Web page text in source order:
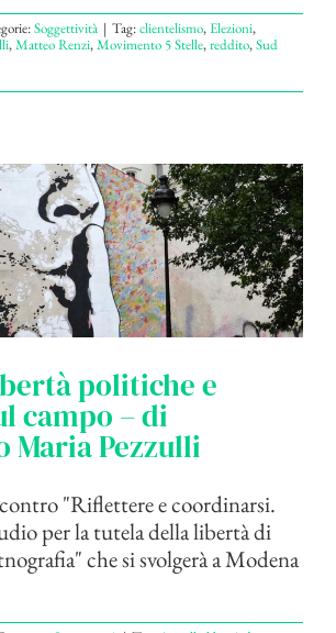
Soggettività | Tag:clientelismo,Elezioni,
,Matteo Renzi,Movimento 5 Stelle,reddito,Sud
politiche e
campo – di
Maria Pezzulli
"Riflettere e coordinarsi.
per la tutela della libertà di
che si svolgerà a Modena